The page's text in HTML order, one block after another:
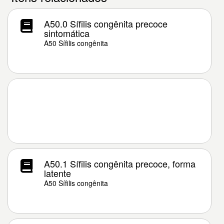
A50.0 Sífilis congênita precoce
sintomática
A50 Sífilis congênita
A50.1 Sífilis congênita precoce, forma
latente
A50 Sífilis congênita